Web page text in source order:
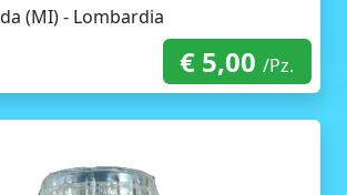
(MI) - Lombardia
a domicilio
con corriere € 5,00/Pz.